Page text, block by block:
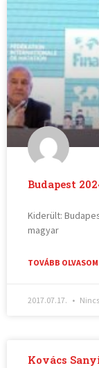
Budapest
Kiderült:
magyar
TOVÁBB
2017.07.17.
Kovács